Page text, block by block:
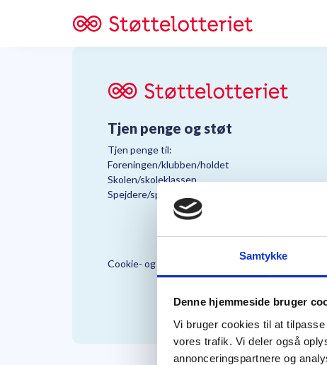
Samtykke
Denne hjemmeside bruger
Vi bruger cookies til at
vores trafik. Vi deler også
annonceringspartnere og
Tjen penge og støt
Tjen penge til:
Foreningen/klubben/holdet
Skolen/skoleklassen
Spejdere/spejdergruppen/FDF’ere, m.fl.
Cookie- og Persondatapolitik